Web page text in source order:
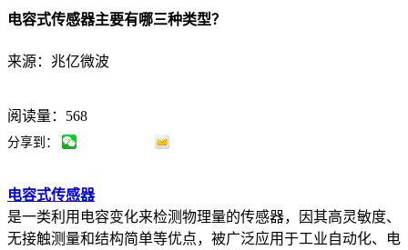
电容式传感器主要有哪三种类型？
来源：兆亿微波
阅读量：568
分享到：
电容式传感器
是一类利用电容变化来检测物理量的传感器，因其高灵敏度、
无接触测量和结构简单等优点，被广泛应用于工业自动化、电